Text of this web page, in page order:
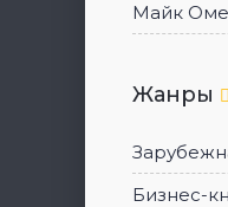
Майк
Жанры
Бизнес-